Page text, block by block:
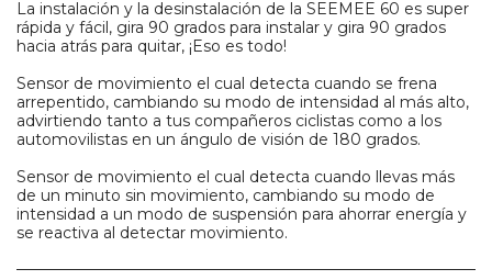
La instalación y la desinstalación de la SEEMEE 60 es super
rápida y fácil, gira 90 grados para instalar y gira 90 grados
hacia atrás para quitar, ¡Eso es todo!
Sensor de movimiento el cual detecta cuando se frena
arrepentido, cambiando su modo de intensidad al más alto,
advirtiendo tanto a tus compañeros ciclistas como a los
automovilistas en un ángulo de visión de 180 grados.
Sensor de movimiento el cual detecta cuando llevas más
de un minuto sin movimiento, cambiando su modo de
intensidad a un modo de suspensión para ahorrar energía y
se reactiva al detectar movimiento.